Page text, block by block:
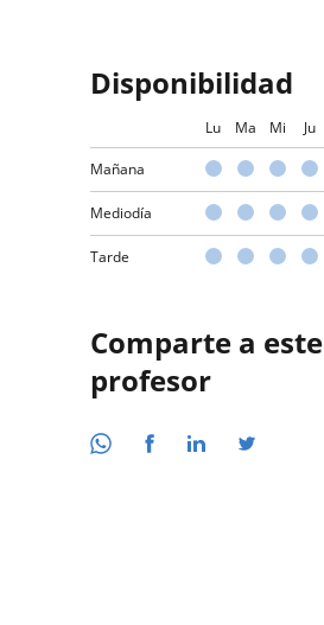
Disponibilidad
Lu Ma Mi Ju
Mañana
Mediodía
Tarde
Comparte a este
profesor